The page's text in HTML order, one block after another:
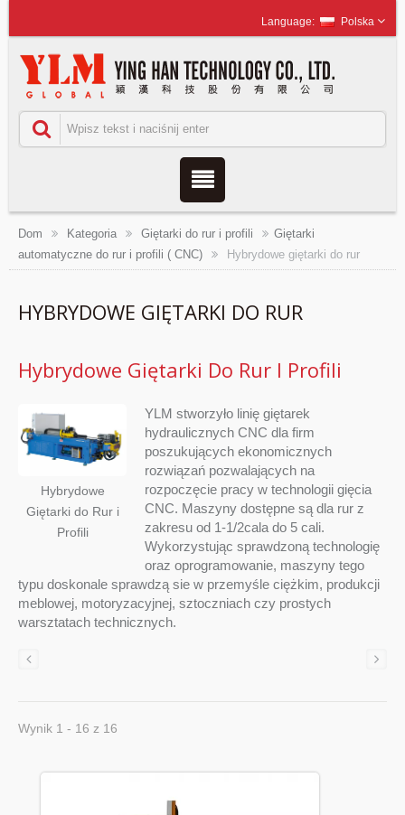
Polska
Dom Kategoria Giętarki do rur i profili
Giętarki
automatyczne do rur i profili ( CNC)
Hybrydowe giętarki do rur
HYBRYDOWE GIĘTARKI DO RUR
Hybrydowe Giętarki Do Rur I Profili
Hybrydowe
Giętarki do Rur i
Profili
YLM stworzyło linię giętarek
hydraulicznych CNC dla firm
poszukujących ekonomicznych
rozwiązań pozwalających na
rozpoczęcie pracy w technologii gięcia
CNC. Maszyny dostępne są dla rur z
zakresu od 1-1/2cala do 5 cali.
Wykorzystując sprawdzoną technologię
oraz oprogramowanie, maszyny tego
typu doskonale sprawdzą sie w przemyśle ciężkim, produkcji
meblowej, motoryzacyjnej, sztoczniach czy prostych
warsztatach technicznych.
Wynik 1 - 16 z 16